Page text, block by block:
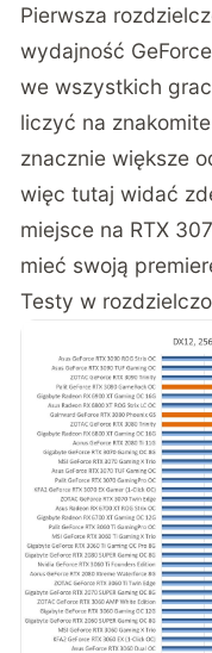
Pierwsza
wydajność
we wszystkich
liczyć na
znacznie większe
więc tutaj widać
miejsce na RTX
mieć swoją
Testy w